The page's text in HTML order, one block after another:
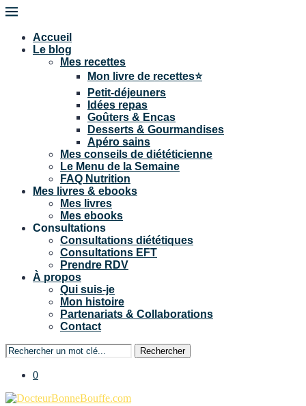
Accueil
Le blog
Mes recettes
Mon livre de recettes⭐
Petit-déjeuners
Idées repas
Goûters & Encas
Desserts & Gourmandises
Apéro sains
Mes conseils de diététicienne
Le Menu de la Semaine
FAQ Nutrition
Mes livres & ebooks
Mes livres
Mes ebooks
Consultations
Consultations diététiques
Consultations EFT
Prendre RDV
À propos
Qui suis-je
Mon histoire
Partenariats & Collaborations
Contact
Rechercher
0